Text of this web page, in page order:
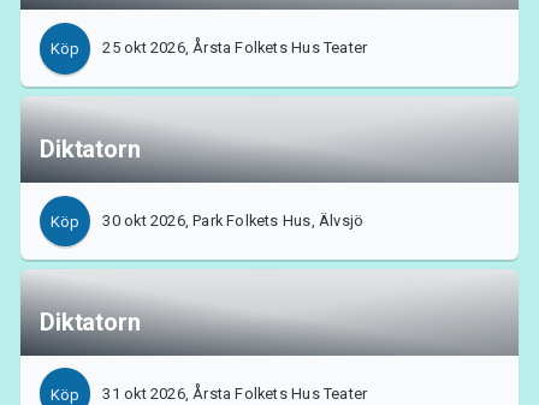
Köp 25 okt 2026, Årsta Folkets Hus Teater
Diktatorn
Köp 30 okt 2026, Park Folkets Hus, Älvsjö
Diktatorn
Köp 31 okt 2026, Årsta Folkets Hus Teater